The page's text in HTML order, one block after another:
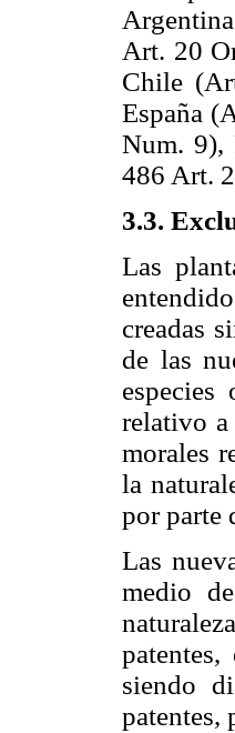
Art. 20
Chile
España
Num. 9),
486 Art.
3.3.
Las
creadas
de las
relativo
morales
la
por parte
Las
medio
siendo
patentes,